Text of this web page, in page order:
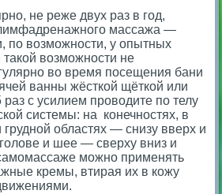
не реже двух раз в год,
массажа —
по возможности, у опытных
возможности не
во время посещения бани
ванны жёсткой щёткой или
с усилием проводите по телу
системы: на конечностях, в
областях — снизу вверх и
и шее — сверху вниз и
можно применять
кремы, втирая их в кожу